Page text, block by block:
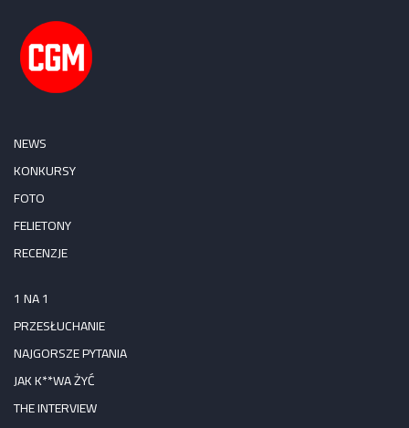
NEWS
KONKURSY
FOTO
FELIETONY
RECENZJE
1 NA 1
PRZESŁUCHANIE
NAJGORSZE PYTANIA
JAK K**WA ŻYĆ
THE INTERVIEW